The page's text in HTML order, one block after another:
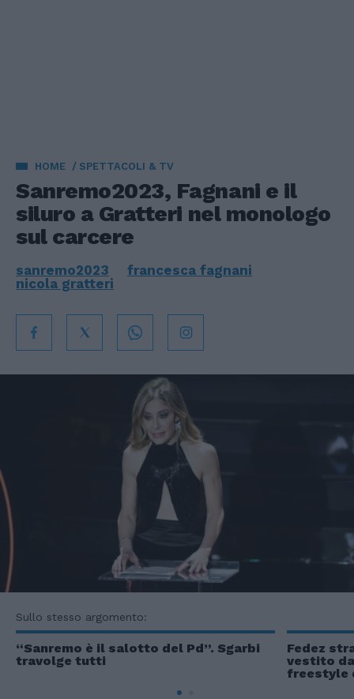
HOME SPETTACOLI & TV
Sanremo2023, Fagnani e il
siluro a Gratteri nel monologo
sul carcere
sanremo2023
francesca fagnani
nicola gratteri
Sullo stesso argomento:
“Sanremo è il salotto del Pd”. Sgarbi
travolge tutti
Fedez
vestito
freestyle